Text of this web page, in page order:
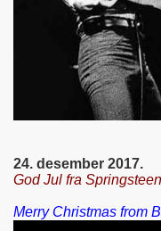
24. desember 2017.
God Jul fra Springsteen
Merry Christmas from